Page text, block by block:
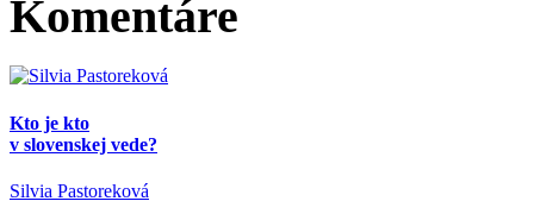
Komentáre
Kto je kto
v slovenskej vede?
Silvia Pastoreková